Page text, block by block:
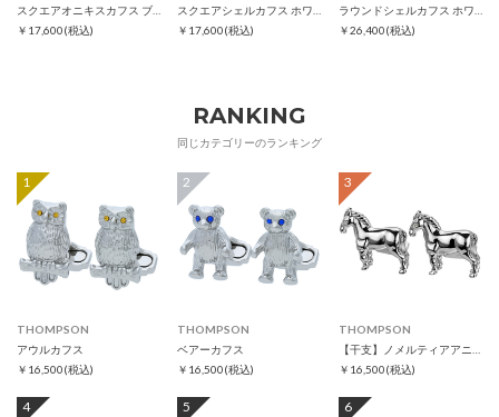
￥17,600(税込)
￥17,600(税込)
￥26,400(税込)
RANKING
同じカテゴリーのランキング
1
THOMPSON
アウルカフス
￥16,500(税込)
2
THOMPSON
ベアーカフス
￥16,500(税込)
3
THOMPSON
￥16,500(税込)
4 5 6